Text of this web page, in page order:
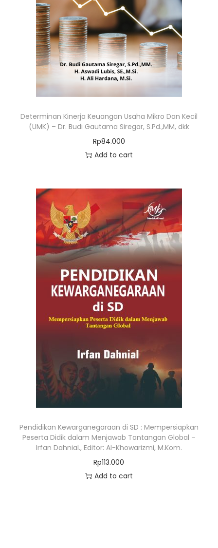
Determinan Kinerja Keuangan Usaha Mikro Dan Kecil
(UMK) – Dr. Budi Gautama Siregar, S.Pd.,MM, dkk
Rp84.000
Add to cart
Pendidikan Kewarganegaraan di SD : Mempersiapkan
Peserta Didik dalam Menjawab Tantangan Global –
Irfan Dahnial., Editor: Al-Khowarizmi, M.Kom.
Rp113.000
Add to cart